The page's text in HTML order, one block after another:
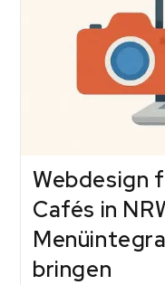
Webdesign
Cafés in
bringen